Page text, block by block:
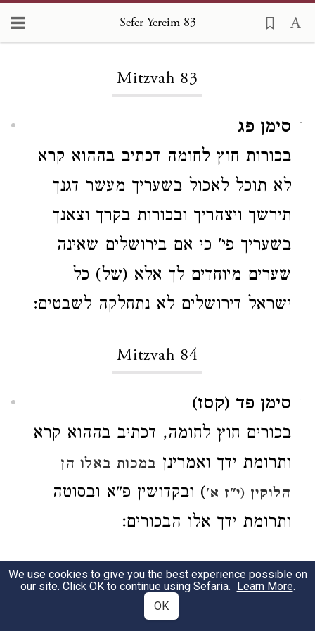
Sefer Yereim 83
Mitzvah 83
1
סימן פג
בכורות חוץ לחומה דכתיב בההוא קרא
לא תוכל לאכול בשעריך מעשר דגנך
תירשך ויצהריך ובכורות בקרך וצאנך
בשעריך פי' כי אם בירושלים שאינה
שערים מיוחדים לך אלא (של) כל
ישראל דירושלים לא נתחלקה לשבטים:
Mitzvah 84
1
סימן פד (קסז)
בכורים חוץ לחומה, דכתיב בההוא קרא
ותרומת ידך ואמרינן במכות באלו הן
הלוקין (י"ז א') ובקדושין פ"א ובסוטה
ותרומת ידך אלו הבכורים:
Mitzvah 85
We use cookies to give you the best experience possible on
our site. Click OK to continue using Sefaria. Learn More.
OK